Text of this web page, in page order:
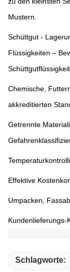
Mustern.
Schüttgut -
Flüssigkeiten –
Chemische,
akkreditierten
Getrennte
Effektive
Umpacken,
Kundenlieferungs-
Schlagworte: